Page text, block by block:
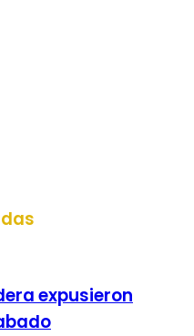
expusieron